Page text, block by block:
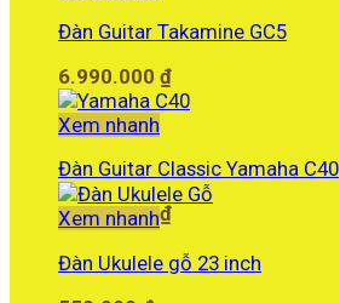
Đàn Guitar Takamine GC5
6.990.000 ₫
Xem nhanh
Đàn Guitar Classic Yamaha C40
2.750.000₫
Xem nhanh
Đàn Ukulele gỗ 23 inch